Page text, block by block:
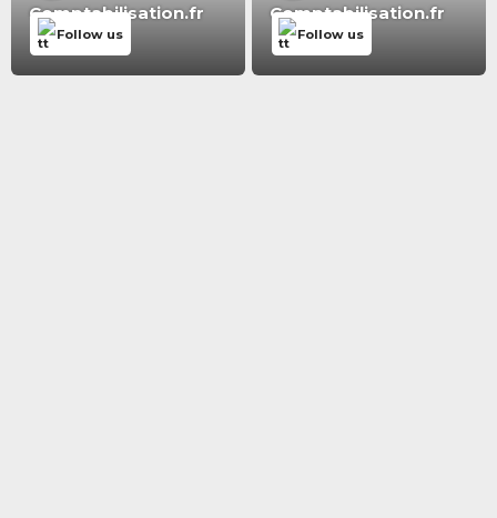
Comptabilisation.fr
Follow us
Comptabilisation.fr
Follow us